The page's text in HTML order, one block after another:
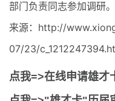
部门负责同志参加调研。
来源：http://
07/23/
点我=>在线申请雄才